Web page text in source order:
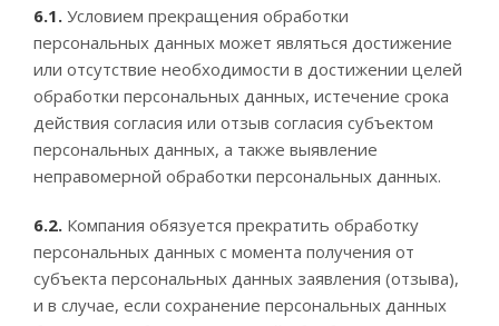
6.1. Условием прекращения обработки
персональных данных может являться достижение
или отсутствие необходимости в достижении целей
обработки персональных данных, истечение срока
действия согласия или отзыв согласия субъектом
персональных данных, а также выявление
неправомерной обработки персональных данных.
6.2. Компания обязуется прекратить обработку
персональных данных с момента получения от
субъекта персональных данных заявления (отзыва),
и в случае, если сохранение персональных данных